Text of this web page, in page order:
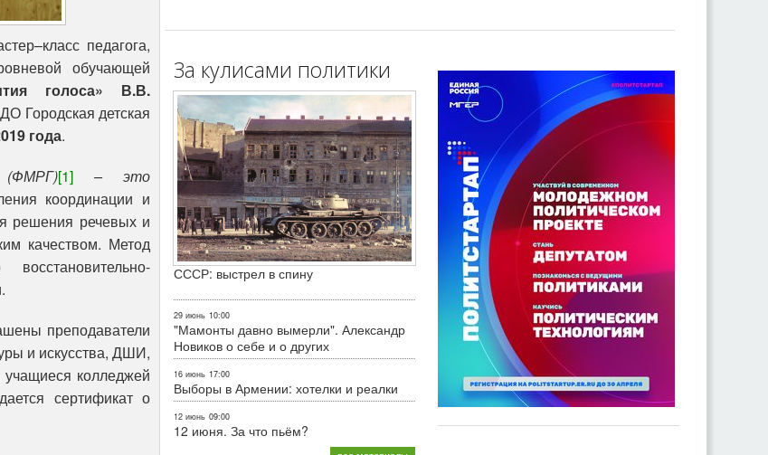
педагога,
обучающей
голоса» В.В.
Городская детская
года.
(ФМРГ)[1] – это
координации и
решения речевых и
качеством. Метод
преподаватели
и искусства, ДШИ,
колледжей
сертификат о
За кулисами политики
СССР: выстрел в спину
29 июнь 10:00
"Мамонты давно вымерли". Александр
Новиков о себе и о других
16 июнь 17:00
Выборы в Армении: хотелки и реалки
12 июнь 09:00
12 июня. За что пьём?